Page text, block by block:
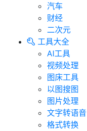
汽车
财经
二次元
工具大全
AI工具
视频处理
图床工具
以图搜图
图片处理
文字转语音
格式转换